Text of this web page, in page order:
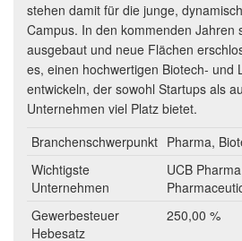
stehen damit für die junge,
Campus. In den kommenden Jahren
ausgebaut und neue Flächen
es, einen hochwertigen Biotech- und
entwickeln, der sowohl Startups als
Unternehmen viel Platz bietet.
Branchenschwerpunkt Pharma,
Wichtigste
Unternehmen
UCB
Gewerbesteuer
Hebesatz
250,00 %